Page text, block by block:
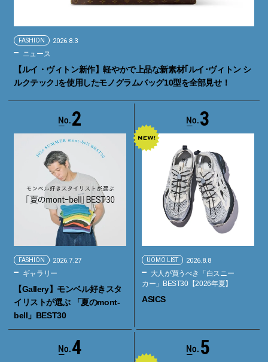
FASHION 2026.8.3
ニュース
【ルイ・ヴィトン新作】軽やかで上品な新素材｢ルイ･ヴィトン シ
ルクテック｣を使用したモノグラムバッグ10型を全部見せ！
2
FASHION 2026.7.27
ギャラリー
【Gallery】モンベル好きスタ
イリストが選ぶ 「夏のmont-
bell」BEST30
3
UOMO LIST 2026.8.8
大人が買うべき「白スニー
カー」BEST30【2026年夏】
ASICS
4 5